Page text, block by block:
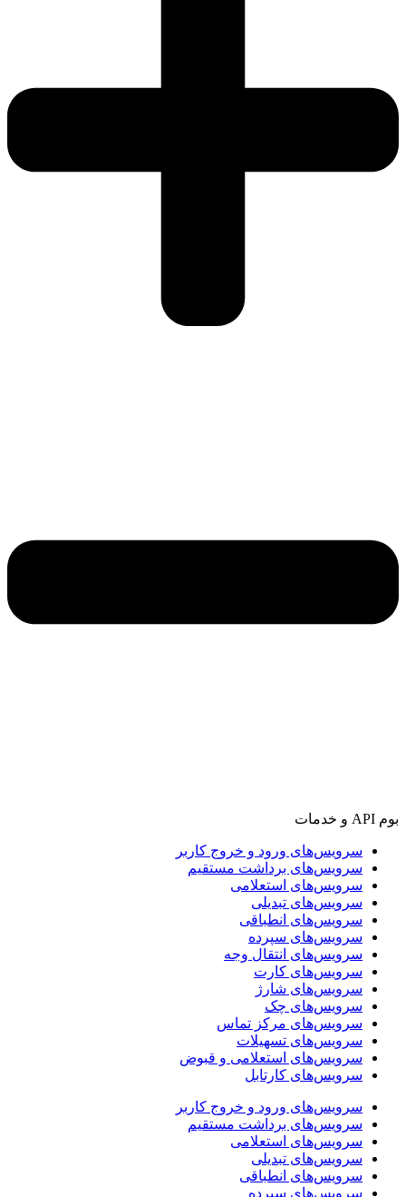
بوم API و خدمات
سرویس‌های ورود و خروج کاربر
سرویس‌های برداشت مستقیم
سرویس‌های استعلامی
سرویس‌های تبدیلی
سرویس‌های انطباقی
سرویس‌های سپرده
سرویس‌های انتقال وجه
سرویس‌های کارت
سرویس‌های شارژ
سرویس‌های چک
سرویس‌های مرکز تماس
سرویس‌های تسهیلات
سرویس‌های استعلامی و قبوض
سرویس‌های کارتابل
سرویس‌های ورود و خروج کاربر
سرویس‌های برداشت مستقیم
سرویس‌های استعلامی
سرویس‌های تبدیلی
سرویس‌های انطباقی
سرویس‌های سپرده